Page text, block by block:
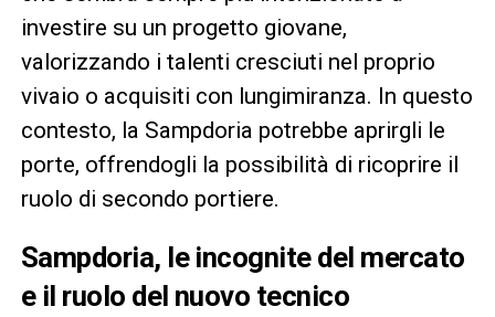
investire su un progetto giovane,
valorizzando i talenti cresciuti nel proprio
vivaio o acquisiti con lungimiranza. In questo
contesto, la Sampdoria potrebbe aprirgli le
porte, offrendogli la possibilità di ricoprire il
ruolo di secondo portiere.
Sampdoria, le incognite del mercato
e il ruolo del nuovo tecnico